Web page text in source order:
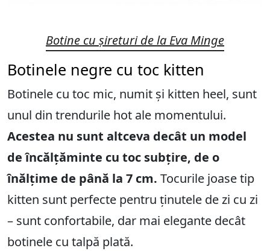
Botine cu șireturi de la Eva Minge
Botinele negre cu toc kitten
Botinele cu toc mic, numit și kitten heel, sunt
unul din trendurile hot ale momentului.
Acestea nu sunt altceva decât un model
de încălțăminte cu toc subțire, de o
înălțime de până la 7 cm. Tocurile joase tip
kitten sunt perfecte pentru ținutele de zi cu zi
– sunt confortabile, dar mai elegante decât
botinele cu talpă plată.